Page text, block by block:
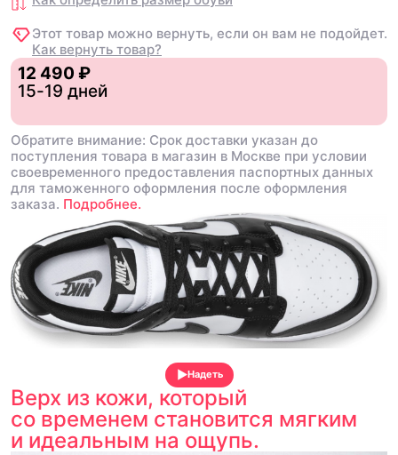
Этот товар можно вернуть, если он вам не подойдет.
Как вернуть товар?
12 490 ₽
15-19 дней
Обратите внимание: Срок доставки указан до
поступления товара в магазин в Москве при условии
своевременного предоставления паспортных данных
для таможенного оформления после оформления
заказа. Подробнее.
Надеть
Верх из кожи, который
со временем становится мягким
и идеальным на ощупь.